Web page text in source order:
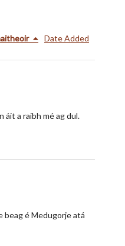
Date Added
áit a raibh mé ag dul.
beag é Medugorje atá